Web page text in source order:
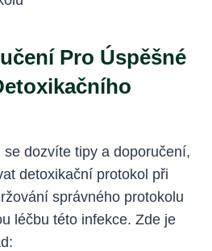
Pro Úspěšné
dozvíte tipy a doporučení,
detoxikační ⁣protokol⁣ při
správného⁢ protokolu⁢
⁤léčbu této‍ infekce. Zde ‍je